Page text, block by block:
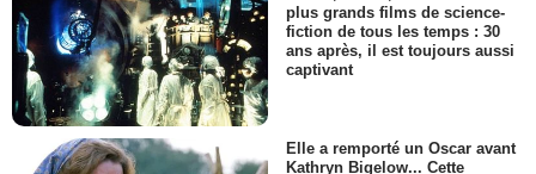
plus grands films de science-
fiction de tous les temps : 30
ans après, il est toujours aussi
captivant
Elle a remporté un Oscar avant
Kathryn Bigelow... Cette